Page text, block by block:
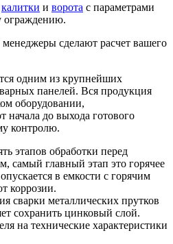
калитки и ворота с параметрами
ограждению.
сделают расчет вашего
одним из крупнейших
панелей. Вся продукция
оборудовании,
начала до выхода готового
контролю.
этапов обработки перед
самый главный этап это горячее
в емкости с горячим
коррозии.
сварки металлических прутков
сохранить цинковый слой.
на технические характеристики